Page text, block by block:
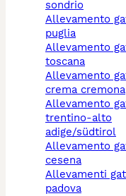
sondrio
allevamento gatti
puglia
allevamento gatti
toscana
allevamento gatti
crema cremona
allevamento gatti
trentino-alto
adige/südtirol
allevamento gatti forlì-
cesena
allevamenti gatti
padova